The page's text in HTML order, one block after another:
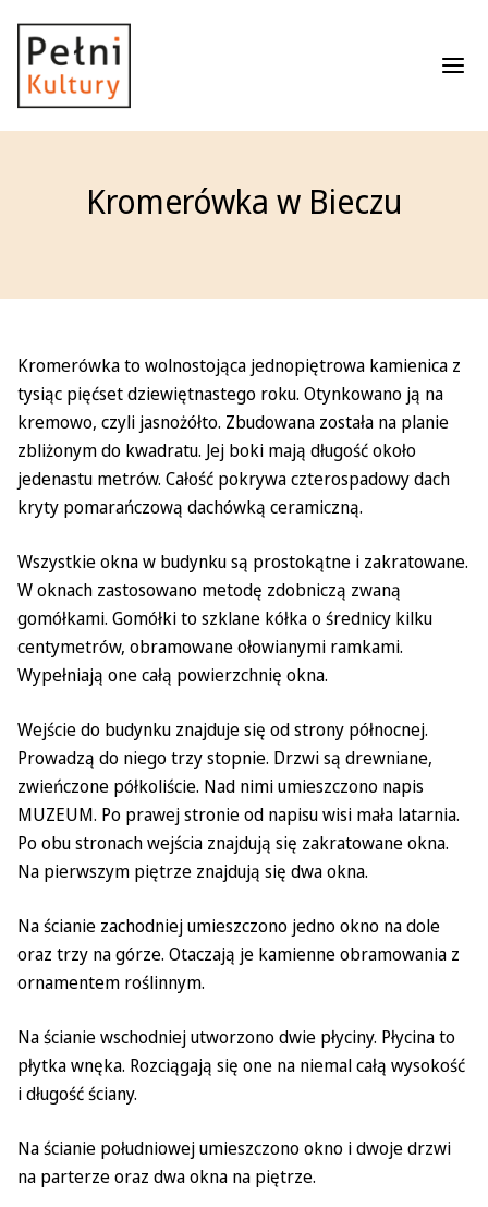
Kromerówka w Bieczu
Kromerówka to wolnostojąca jednopiętrowa kamienica z
tysiąc pięćset dziewiętnastego roku. Otynkowano ją na
kremowo, czyli jasnożółto. Zbudowana została na planie
zbliżonym do kwadratu. Jej boki mają długość około
jedenastu metrów. Całość pokrywa czterospadowy dach
kryty pomarańczową dachówką ceramiczną.
Wszystkie okna w budynku są prostokątne i zakratowane.
W oknach zastosowano metodę zdobniczą zwaną
gomółkami. Gomółki to szklane kółka o średnicy kilku
centymetrów, obramowane ołowianymi ramkami.
Wypełniają one całą powierzchnię okna.
Wejście do budynku znajduje się od strony północnej.
Prowadzą do niego trzy stopnie. Drzwi są drewniane,
zwieńczone półkoliście. Nad nimi umieszczono napis
MUZEUM. Po prawej stronie od napisu wisi mała latarnia.
Po obu stronach wejścia znajdują się zakratowane okna.
Na pierwszym piętrze znajdują się dwa okna.
Na ścianie zachodniej umieszczono jedno okno na dole
oraz trzy na górze. Otaczają je kamienne obramowania z
ornamentem roślinnym.
Na ścianie wschodniej utworzono dwie płyciny. Płycina to
płytka wnęka. Rozciągają się one na niemal całą wysokość
i długość ściany.
Na ścianie południowej umieszczono okno i dwoje drzwi
na parterze oraz dwa okna na piętrze.